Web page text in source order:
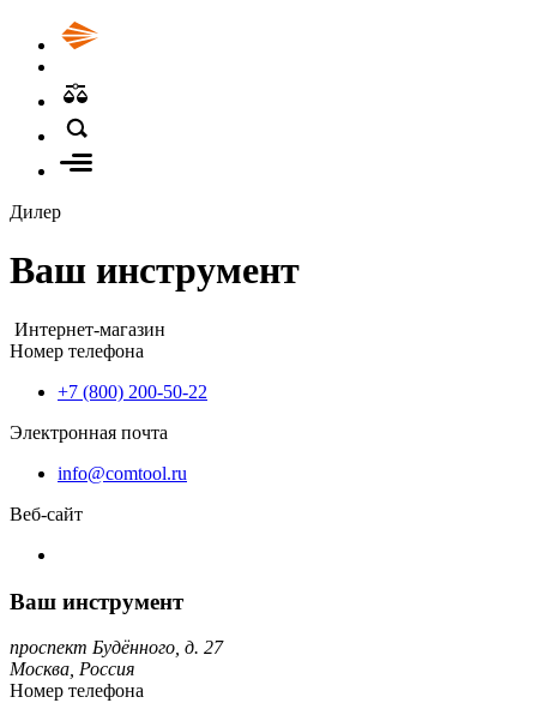
Дилер
Ваш инструмент
Интернет-магазин
Номер телефона
+7 (800) 200-50-22
Электронная почта
info@comtool.ru
Веб-сайт
Ваш инструмент
проспект Будённого, д. 27
Москва, Россия
Номер телефона